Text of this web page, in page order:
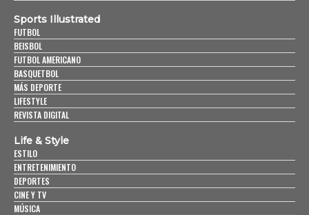
Sports Illustrated
FUTBOL
BEISBOL
FUTBOL AMERICANO
BASQUETBOL
MÁS DEPORTE
LIFESTYLE
REVISTA DIGITAL
Life & Style
ESTILO
ENTRETENIMIENTO
DEPORTES
CINE Y TV
MÚSICA